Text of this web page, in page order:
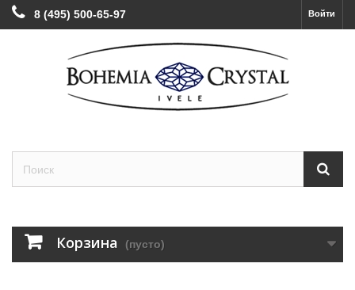
Войти
8 (495) 500-65-97
Корзина (пусто)